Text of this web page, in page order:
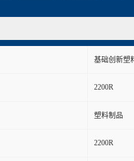
基础创新塑
2200R
塑料制品
2200R